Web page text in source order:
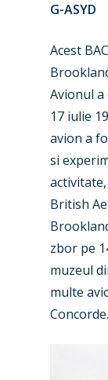
G-ASYD
Acest
Avionul
17 iulie
avion a
si
British
zbor pe
muzeul
multe
Concorde.